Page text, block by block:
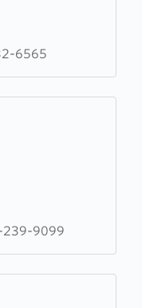
6565
9099